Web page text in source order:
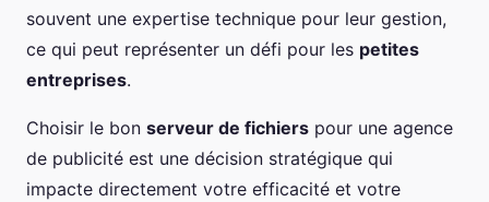
souvent une expertise technique pour leur gestion,
ce qui peut représenter un défi pour les petites
entreprises.
Choisir le bon serveur de fichiers pour une agence
de publicité est une décision stratégique qui
impacte directement votre efficacité et votre